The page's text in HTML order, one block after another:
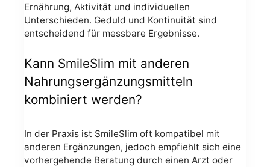
Ernährung, Aktivität und individuellen
Unterschieden. Geduld und Kontinuität sind
entscheidend für messbare Ergebnisse.
Kann SmileSlim mit anderen
Nahrungsergänzungsmitteln
kombiniert werden?
In der Praxis ist SmileSlim oft kompatibel mit
anderen Ergänzungen, jedoch empfiehlt sich eine
vorhergehende Beratung durch einen Arzt oder